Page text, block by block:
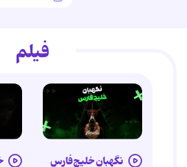
فیلم
نگهبان خلیج‌فارس